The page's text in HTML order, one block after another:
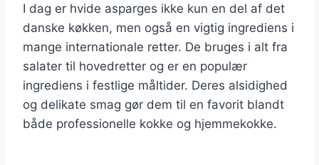
I dag er hvide asparges ikke kun en del af det
danske køkken, men også en vigtig ingrediens i
mange internationale retter. De bruges i alt fra
salater til hovedretter og er en populær
ingrediens i festlige måltider. Deres alsidighed
og delikate smag gør dem til en favorit blandt
både professionelle kokke og hjemmekokke.